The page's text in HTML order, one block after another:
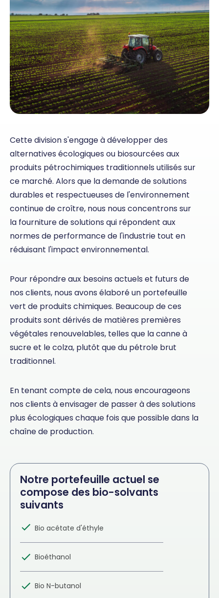
Cette division s'engage à développer des
alternatives écologiques ou biosourcées aux
produits pétrochimiques traditionnels utilisés sur
ce marché. Alors que la demande de solutions
durables et respectueuses de l'environnement
continue de croître, nous nous concentrons sur
la fourniture de solutions qui répondent aux
normes de performance de l'industrie tout en
réduisant l'impact environnemental.
Pour répondre aux besoins actuels et futurs de
nos clients, nous avons élaboré un portefeuille
vert de produits chimiques. Beaucoup de ces
produits sont dérivés de matières premières
végétales renouvelables, telles que la canne à
sucre et le colza, plutôt que du pétrole brut
traditionnel.
En tenant compte de cela, nous encourageons
nos clients à envisager de passer à des solutions
plus écologiques chaque fois que possible dans la
chaîne de production.
Notre portefeuille actuel se
compose des bio-solvants
suivants
Bio acétate d'éthyle
Bioéthanol
Bio N-butanol